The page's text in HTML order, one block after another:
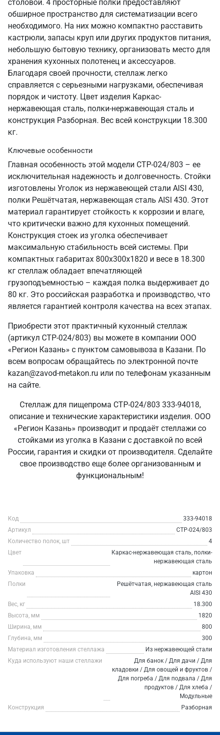
столовой. 4 просторные полки предоставляют
обширное пространство для систематизации всего
необходимого. На них можно компактно расставить
кастрюли, запасы круп или других продуктов питания,
небольшую бытовую технику, организовать место для
хранения кухонных полотенец и аксессуаров.
Благодаря своей прочности, стеллаж легко
справляется с серьезными нагрузками, обеспечивая
порядок и чистоту. Цвет изделия Каркас-
нержавеющая сталь, полки-нержавеющая сталь и
конструкция Разборная. Вес всей конструкции 18.300
кг.
Ключевые особенности
Главная особенность этой модели СТР-024/803 – ее
исключительная надежность и долговечность. Стойки
изготовлены Уголок из нержавеющей стали AISI 430,
полки Решётчатая, нержавеющая сталь AISI 430. Этот
материал гарантирует стойкость к коррозии и влаге,
что критически важно для кухонных помещений.
Конструкция стоек из уголка обеспечивает
максимальную стабильность всей системы. При
компактных габаритах 800х300х1820 и весе в 18.300
кг стеллаж обладает впечатляющей
грузоподъемностью – каждая полка выдерживает до
80 кг. Это российская разработка и производство, что
является гарантией контроля качества на всех этапах.
Приобрести этот практичный кухонный стеллаж
(артикул СТР-024/803) вы можете в компании ООО
«Регион Казань» с пунктом самовывоза в Казани. По
всем вопросам обращайтесь по электронной почте
kazan@zavod-metakon.ru или по телефонам указанным
на сайте.
Стеллаж для пищепрома СТР-024/803 333-94018,
описание и технические характеристики изделия. ООО
«Регион Казань» производит и продаёт стеллажи со
стойками из уголка в Казани с доставкой по всей
России, гарантия и скидки от производителя. Сделайте
свое производство еще более организованным и
функциональным!
Код
333-94018
Артикул
СТР-024/803
Количество полок, шт
4
Цвет
Каркас-нержавеющая сталь, полки-
нержавеющая сталь
Упаковка
картон
Полки
Решётчатая, нержавеющая сталь
AISI 430
Вес, кг
18.300
Высота, мм
1820
Ширина, мм
800
Глубина, мм
300
Материал изготовления стеллажа
Из нержавеющей стали
Куда используют наши стеллажи
Для банок / Для дачи / Для
кладовки / Для овощей и фруктов /
Для погреба / Для подвала / Для
продуктов / Для хлеба /
Модульные
Конструкция
Разборная